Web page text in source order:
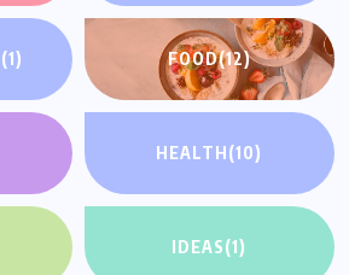
(1) FOOD(12)
HEALTH(10)
IDEAS(1)